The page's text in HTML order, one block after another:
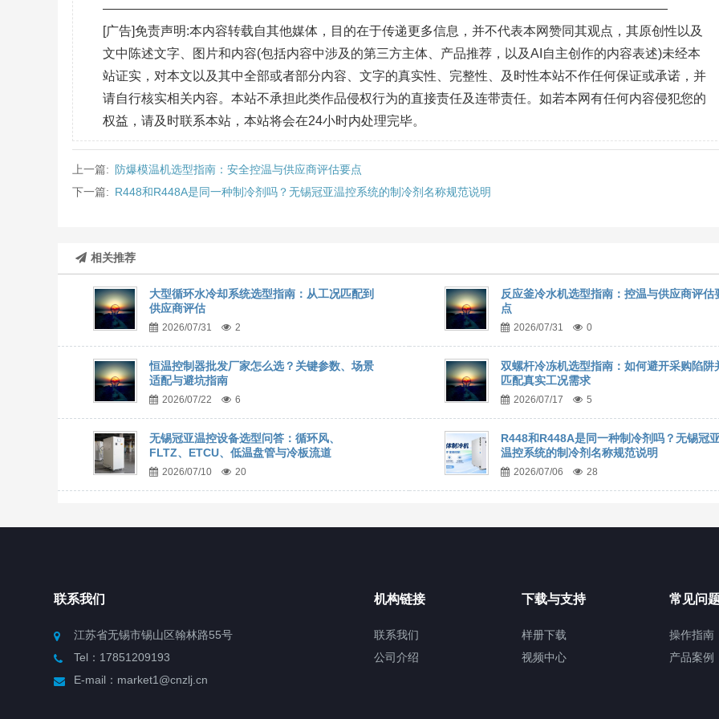
————————————————————————————————————————————
[广告]免责声明:本内容转载自其他媒体，目的在于传递更多信息，并不代表本网赞同其观点，其原创性以及
文中陈述文字、图片和内容(包括内容中涉及的第三方主体、产品推荐，以及AI自主创作的内容表述)未经本
站证实，对本文以及其中全部或者部分内容、文字的真实性、完整性、及时性本站不作任何保证或承诺，并
请自行核实相关内容。本站不承担此类作品侵权行为的直接责任及连带责任。如若本网有任何内容侵犯您的
权益，请及时联系本站，本站将会在24小时内处理完毕。
上一篇: 防爆模温机选型指南：安全控温与供应商评估要点
下一篇: R448和R448A是同一种制冷剂吗？无锡冠亚温控系统的制冷剂名称规范说明
相关推荐
大型循环水冷却系统选型指南：从工况匹配到
供应商评估
2026/07/31 2
反应釜冷水机选型指南：控温与供应商评估
点
2026/07/31 0
恒温控制器批发厂家怎么选？关键参数、场景
适配与避坑指南
2026/07/22 6
双螺杆冷冻机选型指南：如何避开采购陷阱
匹配真实工况需求
2026/07/17 5
无锡冠亚温控设备选型问答：循环风、
FLTZ、ETCU、低温盘管与冷板流道
2026/07/10 20
R448和R448A是同一种制冷剂吗？无锡冠
温控系统的制冷剂名称规范说明
2026/07/06 28
联系我们
江苏省无锡市锡山区翰林路55号
Tel：17851209193
E-mail：market1@cnzlj.cn
机构链接
联系我们
公司介绍
下载与支持
样册下载
视频中心
常见问
操作指南
产品案例